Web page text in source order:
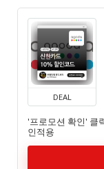
DEAL
'프로모션 확인' 클
인적용